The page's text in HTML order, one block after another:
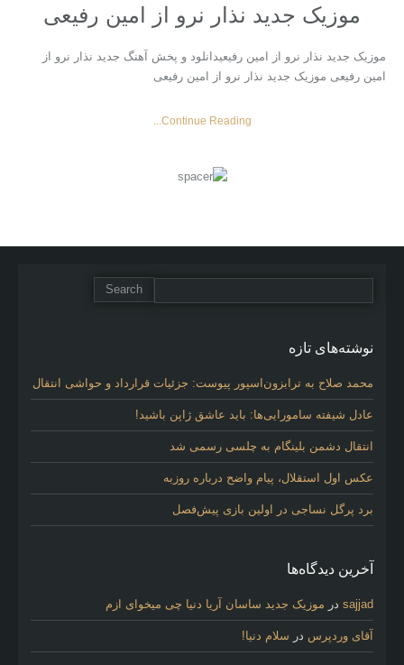
موزیک جدید نذار نرو از امین رفیعی
موزیک جدید نذار نرو از امین رفیعیدانلود و پخش آهنگ جدید نذار نرو از
امین رفیعی موزیک جدید نذار نرو از امین رفیعی
Continue Reading...
نوشته‌های تازه
محمد صلاح به ترابزون‌اسپور پیوست: جزئیات قرارداد و حواشی انتقال
عادل شیفته سامورایی‌ها: باید عاشق ژاپن باشید!
انتقال دشمن بلینگام به چلسی رسمی شد
عکس اول استقلال، پیام واضح درباره روزبه
برد پرگل نساجی در اولین بازی پیش‌فصل
آخرین دیدگاه‌ها
sajjad در موزیک جدید ساسان آریا دنیا چی میخوای ازم
آقای وردپرس در سلام دنیا!